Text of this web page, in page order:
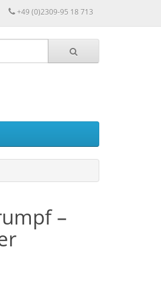
+49 (0)2309-95 18 713
–